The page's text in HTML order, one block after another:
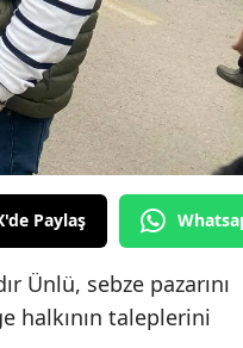
Edirne
Elazığ
Erzincan
Erzurum
Eskişehir
Gaziantep
Giresun
Paylaş
Ünlü, sebze pazarını
halkının taleplerini